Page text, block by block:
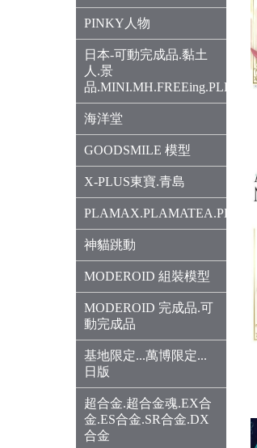
PINKY人物
日本-可動完成品.黏土
人.景
品.MINI.MH.FREEing.PLEX
海洋堂
GOODSMILE 模型
X-PLUS東寶.青島
PLAMAX.PLAMATEA.PLUM
神貓跳動
MODEROID 組裝模型
MODEROID 完成品.可
動完成品
基地限定...萬博限定...
日版
超合金.超合金魂.EX合
金.ES合金.SR合金.DX
合金